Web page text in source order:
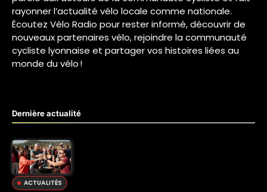
rayonner l’actualité vélo locale comme nationale.
Écoutez Vélo Radio pour rester informé, découvrir de
nouveaux partenaires vélo, rejoindre la communauté
cycliste lyonnaise et partager vos histoires liées au
monde du vélo !
Dernière actualité
ACTUALITÉS